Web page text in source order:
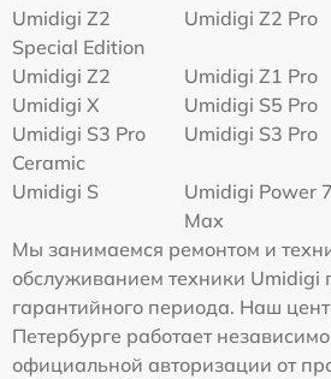
Umidigi Z2
Special Edition
Umidigi Z2 Pro
Umidigi Z2
Umidigi Z1 Pro
Umidigi X
Umidigi S5 Pro
Umidigi S3 Pro
Ceramic
Umidigi S3 Pro
Umidigi S
Umidigi Power 7
Max
Мы занимаемся ремонтом и
обслуживанием техники Umidigi
гарантийного периода. Наш
Петербурге работает
официальной авторизации от